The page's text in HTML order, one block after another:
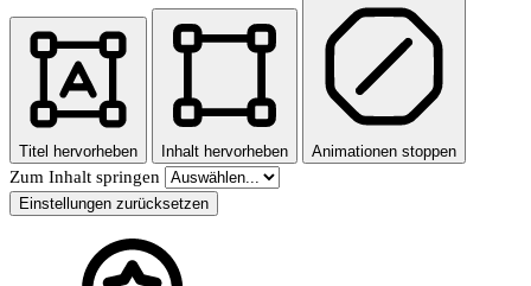
Titel hervorheben Inhalt hervorheben Animationen stoppen
Zum Inhalt springen
Einstellungen zurücksetzen